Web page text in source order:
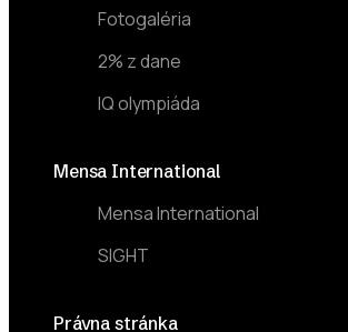
Fotogaléria
2% z dane
IQ olympiáda
Mensa International
Mensa International
SIGHT
Právna stránka